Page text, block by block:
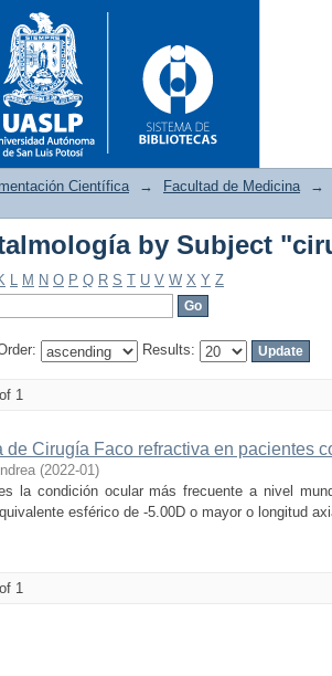
Oftalmología by
Científica → Facultad de Medicina
→
by Subject
L M N O P Q R S T U V W X Y Z
Results:
1
de Cirugía Faco refractiva en pacientes
(2022-01)
la condición ocular más frecuente a nivel
esférico de -5.00D o mayor o longitud
1